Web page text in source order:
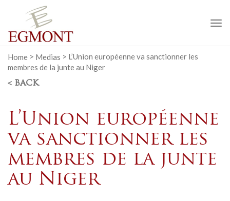
Home > Medias > L’Union européenne va sanctionner les
membres de la junte au Niger
< BACK
L’Union européenne
va sanctionner les
membres de la junte
au Niger